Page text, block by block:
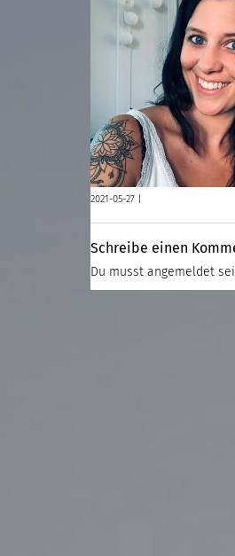
2021-05-27 |
Schreibe einen
Du musst angemeldet